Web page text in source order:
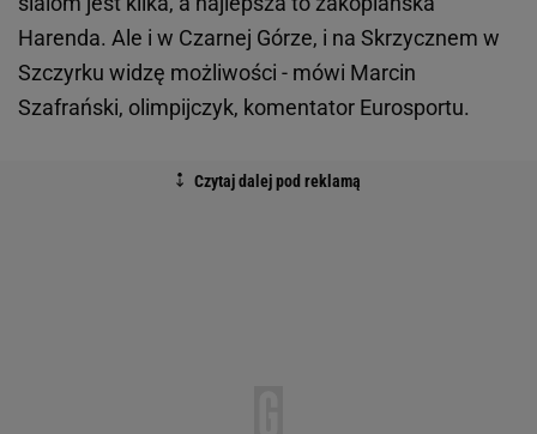
Harenda. Ale i w Czarnej Górze, i na Skrzycznem w
Szczyrku widzę możliwości - mówi Marcin
Szafrański, olimpijczyk, komentator Eurosportu.